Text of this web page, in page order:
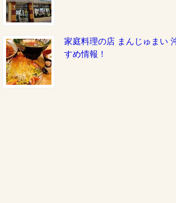
家庭料理の店 まんじゅまい
すめ情報！